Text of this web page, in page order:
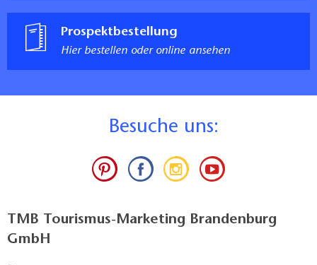
Prospektbestellung
Hier bestellen oder online ansehen
Besuche uns:
TMB Tourismus-Marketing Brandenburg
GmbH